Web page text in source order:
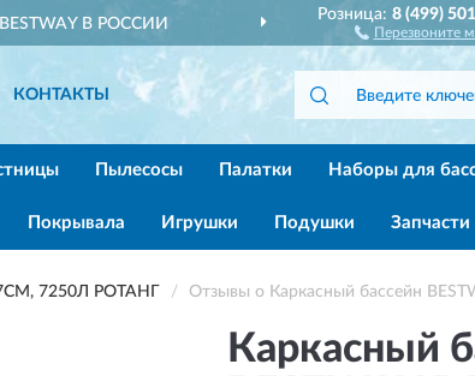
В РОССИИ
Розница:8 (499)
Перезвоните
КОНТАКТЫ
Пылесосы Палатки Наборы для
Покрывала Игрушки Подушки Запчасти
7250Л РОТАНГ Отзывы о Каркасный бассейн
Каркасный